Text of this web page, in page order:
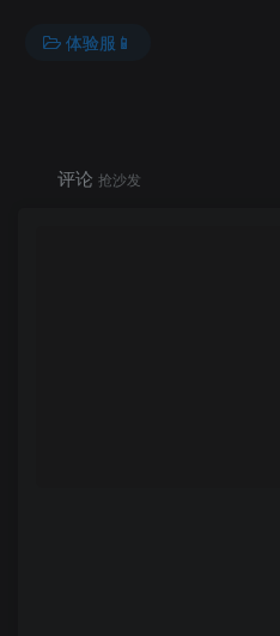
体验服📱
评论 抢沙发